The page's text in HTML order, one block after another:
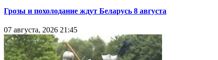
Грозы и похолодание ждут Беларусь 8 августа
07 августа, 2026 21:45